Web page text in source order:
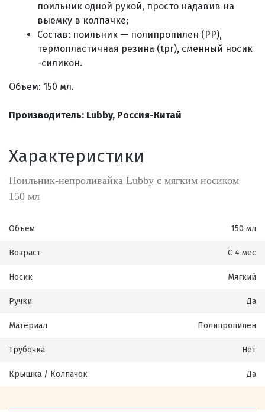
поильник одной рукой, просто надавив на
выемку в колпачке;
Состав: поильник — полипропилен (PP),
термопластичная резина (tpr), сменный носик
-силикон.
Объем: 150 мл.
Производитель: Lubby, Россия-Китай
Характеристики
Поильник-непроливайка Lubby с мягким носиком
150 мл
Объем 150 мл
Возраст С 4 мес
Носик Мягкий
Ручки Да
Материал Полипропилен
Трубочка Нет
Крышка / Колпачок Да